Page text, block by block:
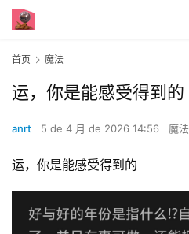
首页 魔法
运，你是能感受得到的
anrt 5 de 4 月 de 2026 14:56 魔法
运，你是能感受得到的